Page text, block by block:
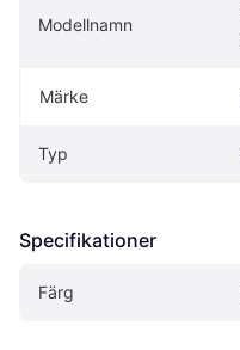
Modellnamn
Märke
Typ
Specifikationer
Färg